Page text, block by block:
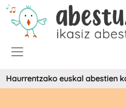
Haurrentzako euskal abestien